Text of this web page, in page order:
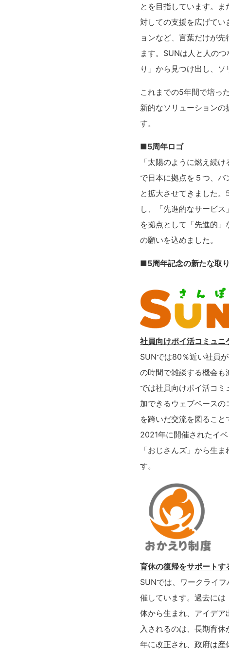
とを目指しています。
対しての支援を広げて
ョンなど、言葉だけが
ます。SUNは人と人の
り」から見つけ出し、ソ
これまでの5年間で培っ
新的なソリューション
す。
■5周年ロゴ
「太陽のように燃え続
で日本に拠点を５つ、
と拡大させてきました
し、「先進的なサービ
を拠点として「先進的
の願いを込めました。
■5周年記念の新たな取
社員向けポイ活コミュニ
SUNでは80％近い社員
の時間で雑談する機会
では社員向けポイ活コ
加できるウェブベース
を跨いだ交流を図るこ
2021年に開催されたイ
「おじさんズ」から生
す。
育休の復帰をサポートす
SUNでは、ワークライ
催しています。過去に
体から生まれ、アイデ
入されるのは、長期育
年に改正され、政府は産